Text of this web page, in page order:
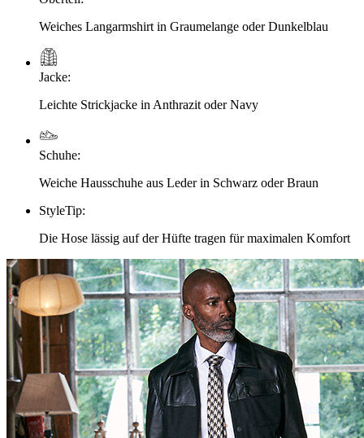
Weiches Langarmshirt in Graumelange oder Dunkelblau
Jacke:
Leichte Strickjacke in Anthrazit oder Navy
Schuhe:
Weiche Hausschuhe aus Leder in Schwarz oder Braun
StyleTip:
Die Hose lässig auf der Hüfte tragen für maximalen Komfort